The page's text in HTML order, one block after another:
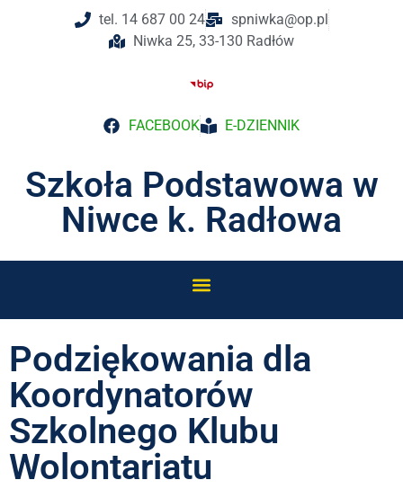
tel. 14 687 00 24
spniwka@op.pl
Niwka 25, 33-130 Radłów
FACEBOOK E-DZIENNIK
Szkoła Podstawowa w
Niwce k. Radłowa
Podziękowania dla
Koordynatorów
Szkolnego Klubu
Wolontariatu